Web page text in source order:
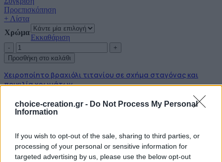
choice-creation.gr - Do Not Process My Personal
Information
If you wish to opt-out of the sale, sharing to third parties, or
processing of your personal or sensitive information for
targeted advertising by us, please use the below opt-out
Προεπισκόπηση
+ Λίστα
Χρώμα
Εκκαθάριση
Προσθήκη στο καλάθι
Χειροποίητο βραχιόλι τιτανίου σε σχήμα σταγόνας και
ποικιλία χρωμάτων
Διαθέσιμα Χρώματα: 5
Βραχιόλια